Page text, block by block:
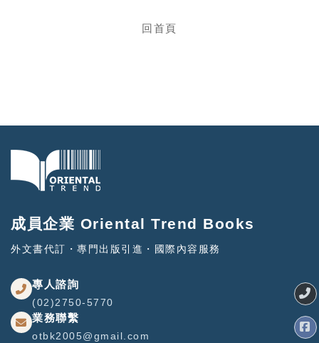
回首頁
成員企業 Oriental Trend Books
外文書代訂・專門出版引進・國際內容服務
專人諮詢
(02)2750-5770
業務聯繫
otbk2005@gmail.com